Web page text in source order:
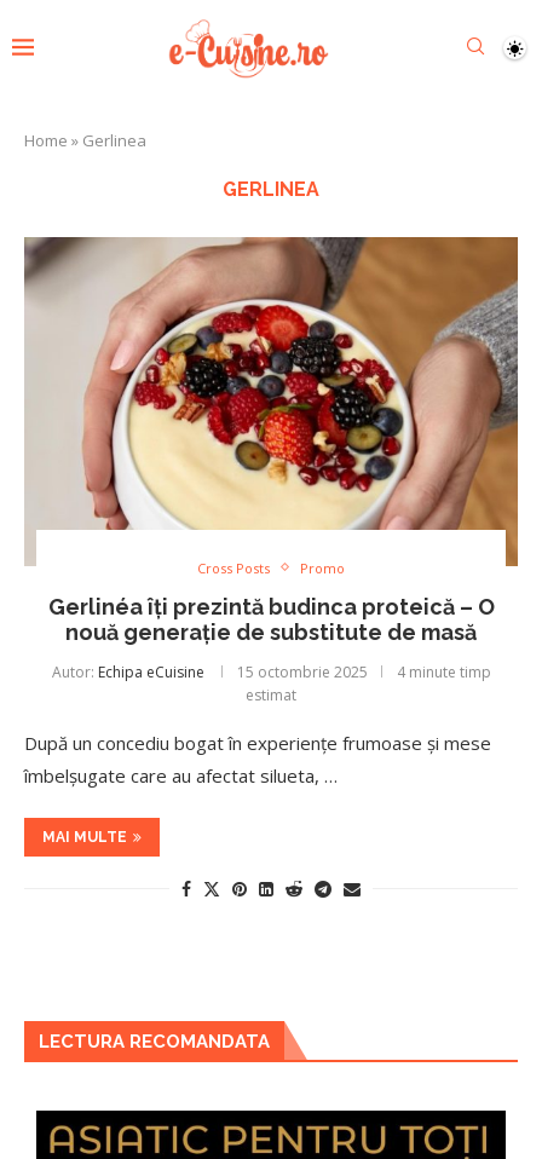
Home » Gerlinea
GERLINEA
Cross Posts Promo
Gerlinéa îți prezintă budinca proteică – O
nouă generație de substitute de masă
Autor: Echipa eCuisine 15 octombrie 2025
4 minute timp
estimat
După un concediu bogat în experiențe frumoase și mese
îmbelșugate care au afectat silueta, …
MAI MULTE
LECTURA RECOMANDATA